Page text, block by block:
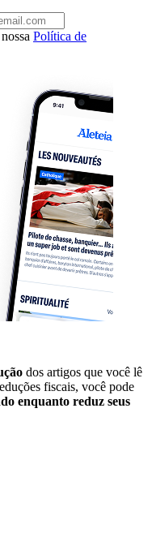
Política de
dos artigos que você lê
fiscais, você pode
enquanto reduz seus